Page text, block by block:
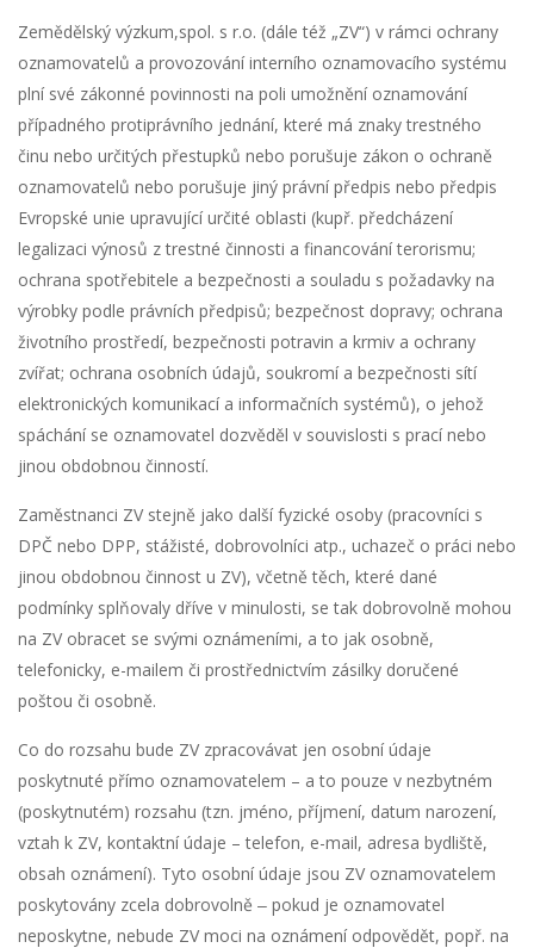
Zemědělský výzkum,spol. s r.o. (dále též „ZV“) v rámci ochrany
oznamovatelů a provozování interního oznamovacího systému
plní své zákonné povinnosti na poli umožnění oznamování
případného protiprávního jednání, které má znaky trestného
činu nebo určitých přestupků nebo porušuje zákon o ochraně
oznamovatelů nebo porušuje jiný právní předpis nebo předpis
Evropské unie upravující určité oblasti (kupř. předcházení
legalizaci výnosů z trestné činnosti a financování terorismu;
ochrana spotřebitele a bezpečnosti a souladu s požadavky na
výrobky podle právních předpisů; bezpečnost dopravy; ochrana
životního prostředí, bezpečnosti potravin a krmiv a ochrany
zvířat; ochrana osobních údajů, soukromí a bezpečnosti sítí
elektronických komunikací a informačních systémů), o jehož
spáchání se oznamovatel dozvěděl v souvislosti s prací nebo
jinou obdobnou činností.
Zaměstnanci ZV stejně jako další fyzické osoby (pracovníci s
DPČ nebo DPP, stážisté, dobrovolníci atp., uchazeč o práci nebo
jinou obdobnou činnost u ZV), včetně těch, které dané
podmínky splňovaly dříve v minulosti, se tak dobrovolně mohou
na ZV obracet se svými oznámeními, a to jak osobně,
telefonicky, e-mailem či prostřednictvím zásilky doručené
poštou či osobně.
Co do rozsahu bude ZV zpracovávat jen osobní údaje
poskytnuté přímo oznamovatelem – a to pouze v nezbytném
(poskytnutém) rozsahu (tzn. jméno, příjmení, datum narození,
vztah k ZV, kontaktní údaje – telefon, e-mail, adresa bydliště,
obsah oznámení). Tyto osobní údaje jsou ZV oznamovatelem
poskytovány zcela dobrovolně ‒ pokud je oznamovatel
neposkytne, nebude ZV moci na oznámení odpovědět, popř. na